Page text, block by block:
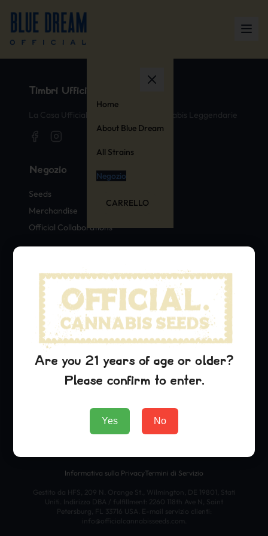
Home
About Blue Dream
All Strains
Negozio
CARRELLO
Timbri Ufficiali di Cannabis
La Casa Ufficiale delle Varietà di Cannabis Leggendarie
Negozio
Seeds
Merchandise
Official Collaborations
Northern Lights
OG Kush
Lambs Breath
Azienda
Informativa sulla PrivacyTermini di Servizio
Gestito da HFS, 209 N. Orange St., Wilmington, DE 19801, Stati
Uniti. Indirizzo DBA / fulfillment: 2260 118th Ave N, Saint
Petersburg, FL 33716 USA. E-mail servizio clienti:
info@officialcannabisseeds.com.
Are you 21 years of age or older?
Please confirm to enter.
Yes No